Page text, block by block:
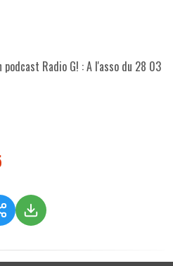
podcast Radio G! : A l'asso du 28 03